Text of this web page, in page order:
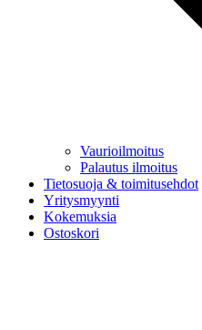
Vaurioilmoitus
Palautus ilmoitus
Tietosuoja & toimitusehdot
Yritysmyynti
Kokemuksia
Ostoskori